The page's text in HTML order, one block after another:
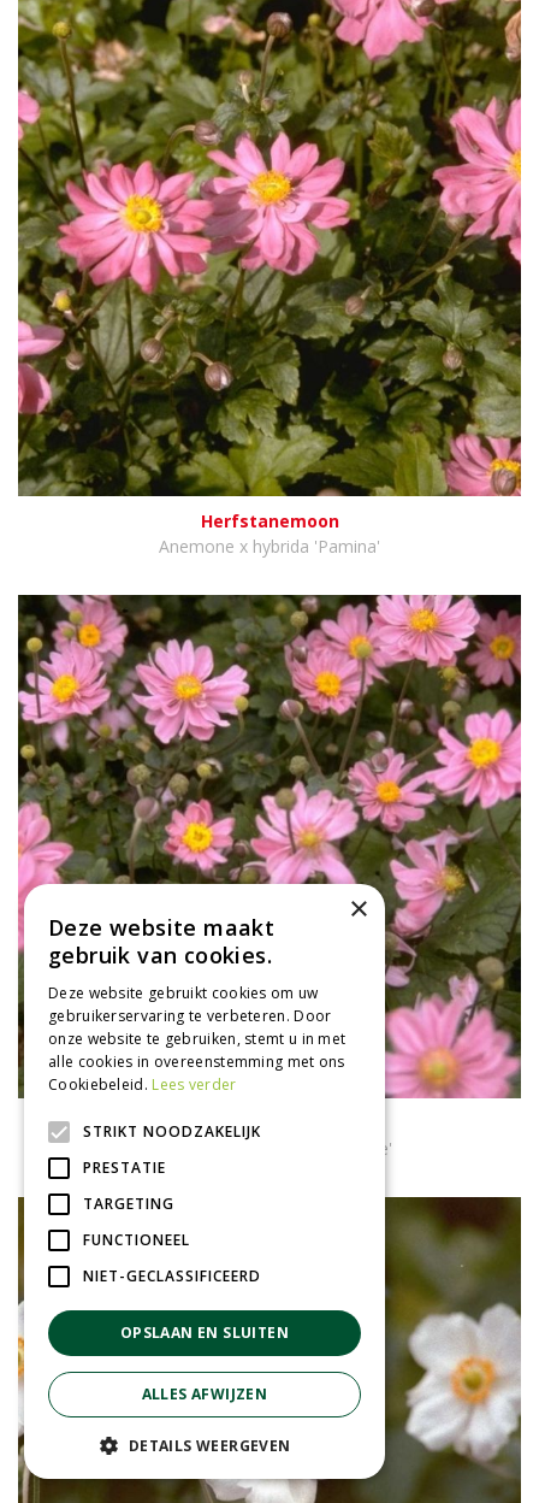
Herfstanemoon
Anemone x hybrida 'Pamina'
Herfstanemoon
Anemone x hybrida 'Margarete'
×
Deze website maakt
gebruik van cookies.
Deze website gebruikt cookies om uw
gebruikerservaring te verbeteren. Door
onze website te gebruiken, stemt u in met
alle cookies in overeenstemming met ons
Cookiebeleid. Lees verder
STRIKT NOODZAKELIJK
PRESTATIE
TARGETING
FUNCTIONEEL
NIET-GECLASSIFICEERD
OPSLAAN EN SLUITEN
ALLES AFWIJZEN
DETAILS WEERGEVEN